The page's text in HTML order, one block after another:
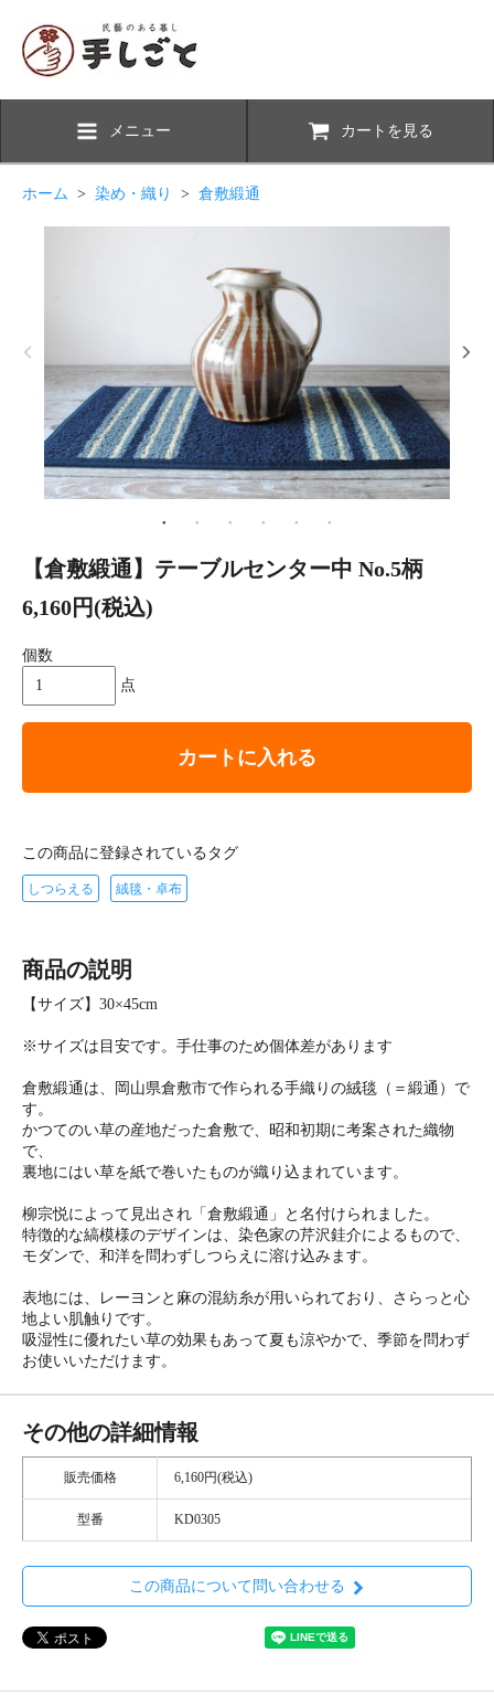
メニュー カートを見る
ホーム > 染め・織り > 倉敷緞通
【倉敷緞通】テーブルセンター中 No.5柄
6,160円(税込)
個数
点
カートに入れる
この商品に登録されているタグ
しつらえる 絨毯・卓布
商品の説明
【サイズ】30×45cm
※サイズは目安です。手仕事のため個体差があります
倉敷緞通は、岡山県倉敷市で作られる手織りの絨毯（＝緞通）で
す。
かつてのい草の産地だった倉敷で、昭和初期に考案された織物
で、
裏地にはい草を紙で巻いたものが織り込まれています。
柳宗悦によって見出され「倉敷緞通」と名付けられました。
特徴的な縞模様のデザインは、染色家の芹沢銈介によるもので、
モダンで、和洋を問わずしつらえに溶け込みます。
表地には、レーヨンと麻の混紡糸が用いられており、さらっと心
地よい肌触りです。
吸湿性に優れたい草の効果もあって夏も涼やかで、季節を問わず
お使いいただけます。
その他の詳細情報
販売価格 6,160円(税込)
型番 KD0305
この商品について問い合わせる